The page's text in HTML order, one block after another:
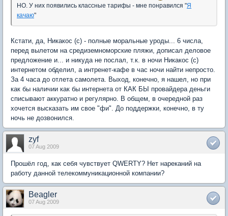
НО. У них появились классные тарифы - мне понравился "Я
качаю"
Кстати, да, Никакос (с) - полные моральные уроды... 6 числа,
перед вылетом на средиземноморские пляжи, дописал деловое
предложение и... и никуда не послал, т.к. в ночи Никакос (с)
интернетом обделил, а интренет-кафе в час ночи найти непросто.
За 4 часа до отлета самолета. Выход, конечно, я нашел, но при
как бы наличии как бы интернета от КАК БЫ провайдера деньги
списывают аккуратно и регулярно. В общем, в очередной раз
хочется высказать им свое "фи". До поддержки, конечно, в ту
ночь не дозвонился.
zyf
07 Aug 2009
Прошёл год, как себя чувствует QWERTY? Нет нареканий на
работу данной телекоммуникационной компании?
Beagler
07 Aug 2009